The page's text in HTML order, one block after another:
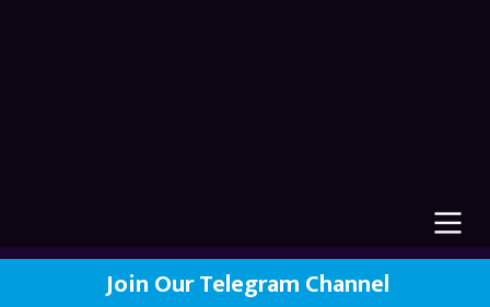
Join Our Telegram Channel